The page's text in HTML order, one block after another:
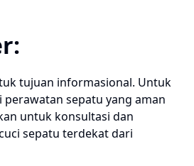
tujuan informasional. Untuk
sepatu yang aman
untuk konsultasi dan
sepatu terdekat dari